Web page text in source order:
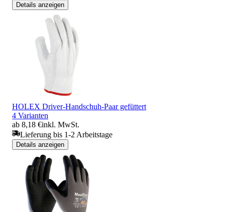
Details anzeigen
HOLEX Driver-Handschuh-Paar gefüttert
4 Varianten
ab 8,18 €inkl. MwSt.
Lieferung bis 1-2 Arbeitstage
Details anzeigen